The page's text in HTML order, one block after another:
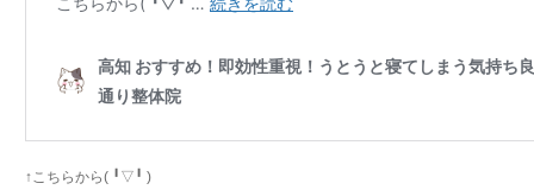
↑こちらから( ╹▽╹ )